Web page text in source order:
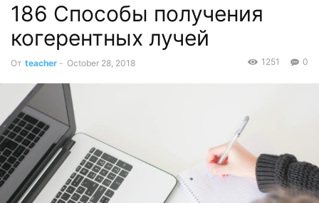
Поурочные планы
186 Способы получения
когерентных лучей
От teacher - October 28, 2018 0
1251